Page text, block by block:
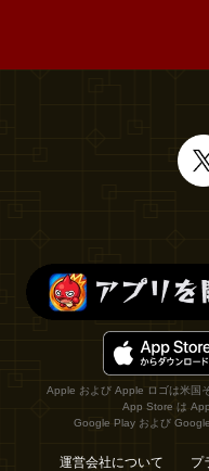
Apple および Apple ロゴは米国
App Store は
Google Play および
運営会社について プ